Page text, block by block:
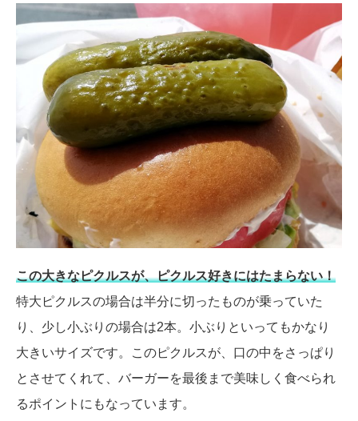
この大きなピクルスが、ピクルス好きにはたまらない！
特大ピクルスの場合は半分に切ったものが乗っていた
り、少し小ぶりの場合は2本。小ぶりといってもかなり
大きいサイズです。このピクルスが、口の中をさっぱり
とさせてくれて、バーガーを最後まで美味しく食べられ
るポイントにもなっています。